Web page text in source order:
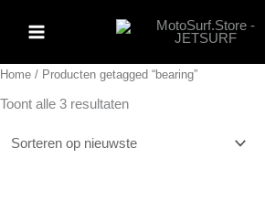
Home / Producten getagged “bearing”
Toont alle 3 resultatenGesorteerd